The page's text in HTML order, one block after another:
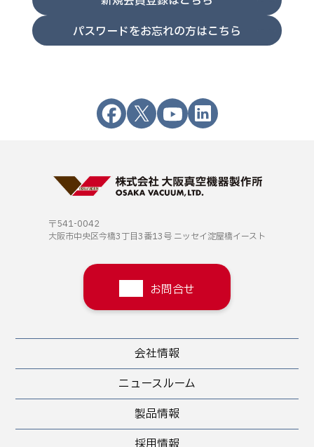
パスワードをお忘れの方はこちら
〒541-0042
大阪市中央区今橋3丁目3番13号 ニッセイ淀屋橋イースト
お問合せ
会社情報
ニュースルーム
製品情報